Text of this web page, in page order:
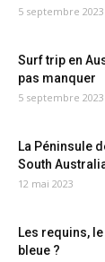
5 septembre 2023
Surf trip en
pas manquer
5 septembre 2023
La Péninsule
South
12 mai 2023
Les requins,
bleue ?